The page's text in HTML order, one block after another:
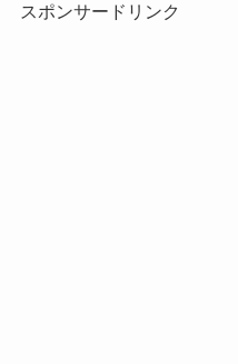
スポンサードリンク